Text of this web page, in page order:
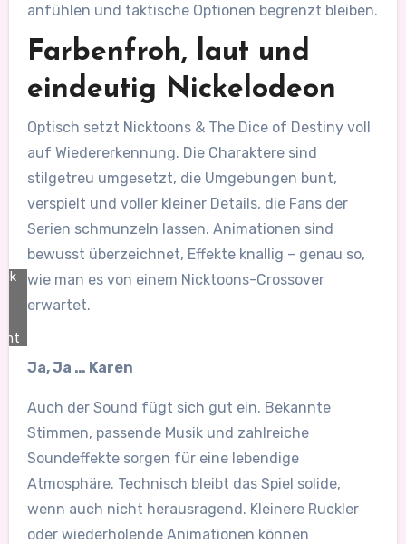
anfühlen und taktische Optionen begrenzt bleiben.
Farbenfroh, laut und
eindeutig Nickelodeon
Optisch setzt Nicktoons & The Dice of Destiny voll
auf Wiedererkennung. Die Charaktere sind
stilgetreu umgesetzt, die Umgebungen bunt,
verspielt und voller kleiner Details, die Fans der
Serien schmunzeln lassen. Animationen sind
bewusst überzeichnet, Effekte knallig – genau so,
wie man es von einem Nicktoons-Crossover
erwartet.
Ja, Ja … Karen
Auch der Sound fügt sich gut ein. Bekannte
Stimmen, passende Musik und zahlreiche
Soundeffekte sorgen für eine lebendige
Atmosphäre. Technisch bleibt das Spiel solide,
wenn auch nicht herausragend. Kleinere Ruckler
oder wiederholende Animationen können